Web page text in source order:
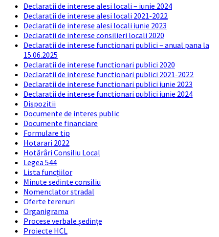
Declaratii de interese alesi locali – iunie 2024
Declaratii de interese alesi locali 2021-2022
Declaratii de interese alesi locali iunie 2023
Declaratii de interese consilieri locali 2020
Declaratii de interese functionari publici – anual pana la
15.06.2025
Declaratii de interese functionari publici 2020
Declaratii de interese functionari publici 2021-2022
Declaratii de interese functionari publici iunie 2023
Declaratii de interese functionari publici iunie 2024
Dispozitii
Documente de interes public
Documente financiare
Formulare tip
Hotarari 2022
Hotărâri Consiliu Local
Legea 544
Lista funcțiilor
Minute sedinte consiliu
Nomenclator stradal
Oferte terenuri
Organigrama
Procese verbale ședințe
Proiecte HCL